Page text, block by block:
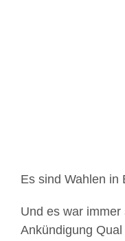
Es sind Wahlen in
Und es war
Ankündigung